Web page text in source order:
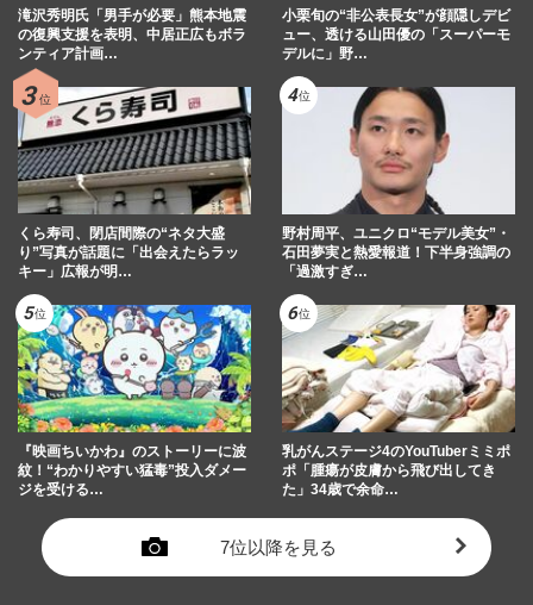
滝沢秀明氏「男手が必要」熊本地震
の復興支援を表明、中居正広もボラ
ンティア計画…
小栗旬の“非公表長女”が顔隠しデビ
ュー、透ける山田優の「スーパーモ
デルに」野…
くら寿司、閉店間際の“ネタ大盛
り”写真が話題に「出会えたらラッ
キー」広報が明…
野村周平、ユニクロ“モデル美女”・
石田夢実と熱愛報道！下半身強調の
「過激すぎ…
『映画ちいかわ』のストーリーに波
紋！“わかりやすい猛毒”投入ダメー
ジを受ける…
乳がんステージ4のYouTuberミミポ
ポ「腫瘍が皮膚から飛び出してき
た」34歳で余命…
7位以降を見る